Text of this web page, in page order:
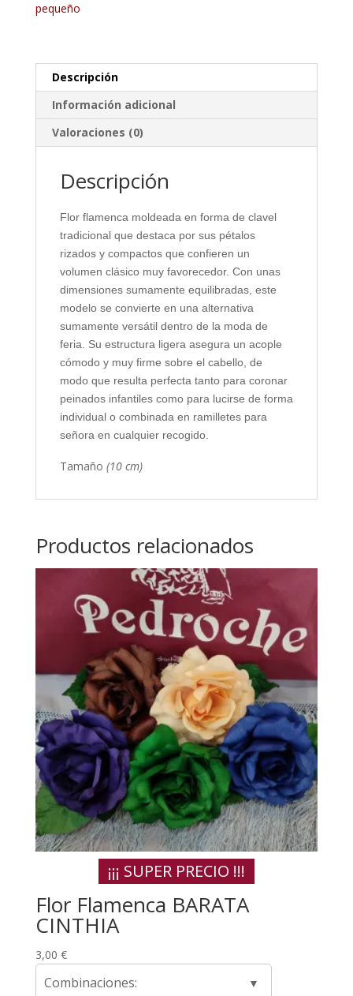
pequeño
Descripción
Información adicional
Valoraciones (0)
Descripción
Flor flamenca moldeada en forma de clavel
tradicional que destaca por sus pétalos
rizados y compactos que confieren un
volumen clásico muy favorecedor. Con unas
dimensiones sumamente equilibradas, este
modelo se convierte en una alternativa
sumamente versátil dentro de la moda de
feria. Su estructura ligera asegura un acople
cómodo y muy firme sobre el cabello, de
modo que resulta perfecta tanto para coronar
peinados infantiles como para lucirse de forma
individual o combinada en ramilletes para
señora en cualquier recogido.
Tamaño (10 cm)
Productos relacionados
¡¡¡ SUPER PRECIO !!!
Flor Flamenca BARATA
CINTHIA
3,00 €
Combinaciones: